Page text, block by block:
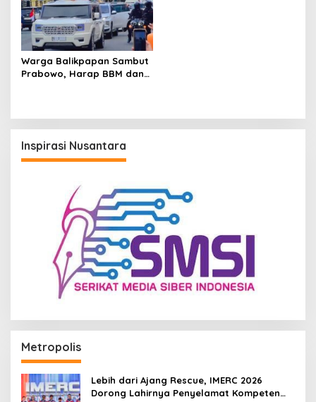
Warga Balikpapan Sambut
Prabowo, Harap BBM dan
Inspirasi Nusantara
Metropolis
Lebih dari Ajang Rescue, IMERC 2026
Dorong Lahirnya Penyelamat Kompeten